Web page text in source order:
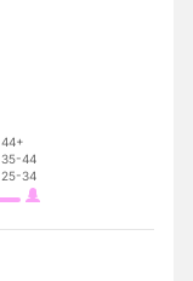
44+
35-44
25-34